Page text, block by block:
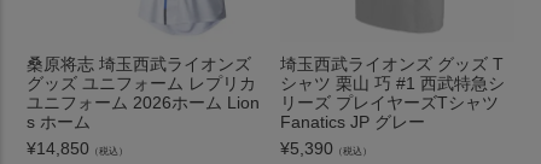
桑原将志 埼玉西武ライオンズ
グッズ ユニフォーム レプリカ
ユニフォーム 2026ホーム Lion
s ホーム
¥14,850 （税込）
埼玉西武ライオンズ グッズ T
シャツ 栗山 巧 #1 西武特急シ
リーズ プレイヤーズTシャツ
Fanatics JP グレー
¥5,390 （税込）